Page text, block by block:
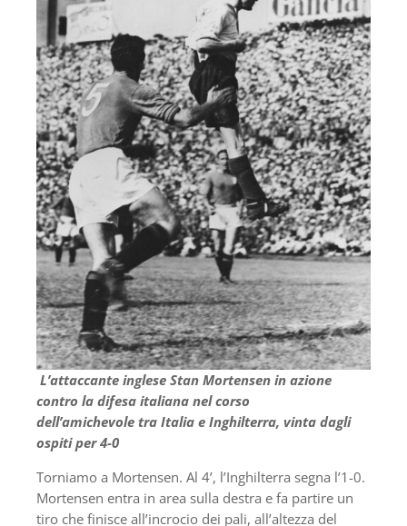
L’attaccante inglese Stan Mortensen in azione
contro la difesa italiana nel corso
dell’amichevole tra Italia e Inghilterra, vinta dagli
ospiti per 4-0
Torniamo a Mortensen. Al 4’, l’Inghilterra segna l’1-0.
Mortensen entra in area sulla destra e fa partire un
tiro che finisce all’incrocio dei pali, all’altezza del